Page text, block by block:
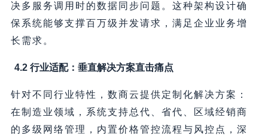
决多服务调用时的数据同步问题。这种架构设计确
保系统能够支撑百万级并发请求，满足企业业务增
长需求。
4.2 行业适配：垂直解决方案直击痛点
针对不同行业特性，数商云提供定制化解决方案：
在制造业领域，系统支持总代、省代、区域经销商
的多级网络管理，内置价格管控流程与风控点，深